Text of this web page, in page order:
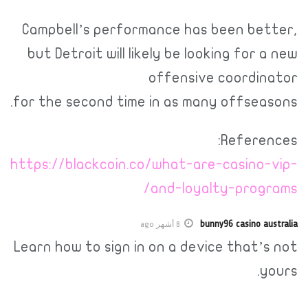
Campbell’s performance has been better,
but Detroit will likely be looking for a new
offensive coordinator
for the second time in as many offseasons.
References:
https://blackcoin.co/what-are-casino-vip-
and-loyalty-programs/
bunny96 casino australia 8 أشهر ago
Learn how to sign in on a device that’s not
yours.